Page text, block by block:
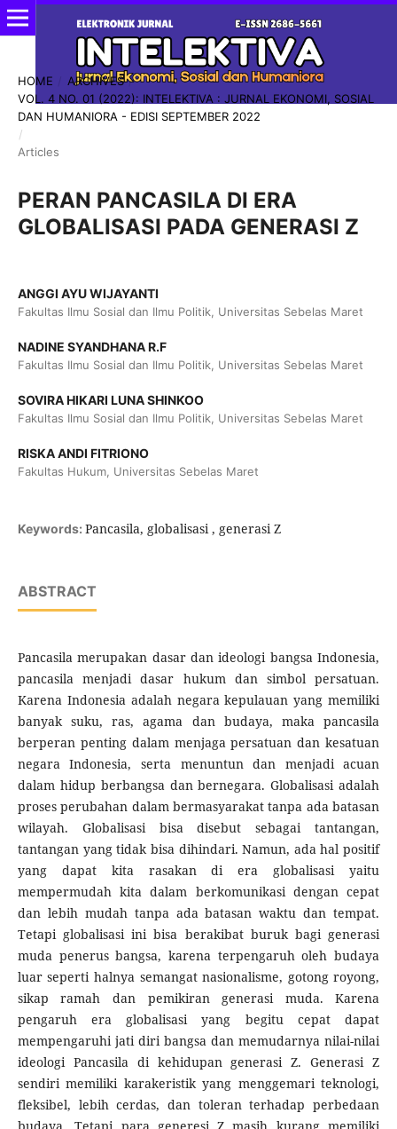
HOME / ARCHIVES /
VOL. 4 NO. 01 (2022): INTELEKTIVA : JURNAL EKONOMI, SOSIAL
DAN HUMANIORA - EDISI SEPTEMBER 2022
/
Articles
PERAN PANCASILA DI ERA
GLOBALISASI PADA GENERASI Z
ANGGI AYU WIJAYANTI
Fakultas Ilmu Sosial dan Ilmu Politik, Universitas Sebelas Maret
NADINE SYANDHANA R.F
Fakultas Ilmu Sosial dan Ilmu Politik, Universitas Sebelas Maret
SOVIRA HIKARI LUNA SHINKOO
Fakultas Ilmu Sosial dan Ilmu Politik, Universitas Sebelas Maret
RISKA ANDI FITRIONO
Fakultas Hukum, Universitas Sebelas Maret
Keywords: Pancasila, globalisasi , generasi Z
ABSTRACT
Pancasila merupakan dasar dan ideologi bangsa Indonesia,
pancasila menjadi dasar hukum dan simbol persatuan.
Karena Indonesia adalah negara kepulauan yang memiliki
banyak suku, ras, agama dan budaya, maka pancasila
berperan penting dalam menjaga persatuan dan kesatuan
negara Indonesia, serta menuntun dan menjadi acuan
dalam hidup berbangsa dan bernegara. Globalisasi adalah
proses perubahan dalam bermasyarakat tanpa ada batasan
wilayah. Globalisasi bisa disebut sebagai tantangan,
tantangan yang tidak bisa dihindari. Namun, ada hal positif
yang dapat kita rasakan di era globalisasi yaitu
mempermudah kita dalam berkomunikasi dengan cepat
dan lebih mudah tanpa ada batasan waktu dan tempat.
Tetapi globalisasi ini bisa berakibat buruk bagi generasi
muda penerus bangsa, karena terpengaruh oleh budaya
luar seperti halnya semangat nasionalisme, gotong royong,
sikap ramah dan pemikiran generasi muda. Karena
pengaruh era globalisasi yang begitu cepat dapat
mempengaruhi jati diri bangsa dan memudarnya nilai-nilai
ideologi Pancasila di kehidupan generasi Z. Generasi Z
sendiri memiliki karakeristik yang menggemari teknologi,
fleksibel, lebih cerdas, dan toleran terhadap perbedaan